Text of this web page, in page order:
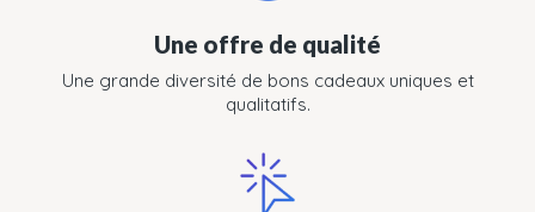
Une offre de qualité
Une grande diversité de bons cadeaux uniques et
qualitatifs.